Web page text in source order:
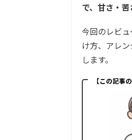
で、甘さ・苦
今回のレビ
け方、アレ
します。
【この記事